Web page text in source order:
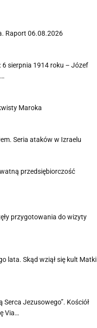
Raport 06.08.2026
sierpnia 1914 roku – Józef
Maroka
Seria ataków w Izraelu
przedsiębiorczość
przygotowania do wizyty
lata. Skąd wziął się kult Matki
Serca Jezusowego”. Kościół
Via…